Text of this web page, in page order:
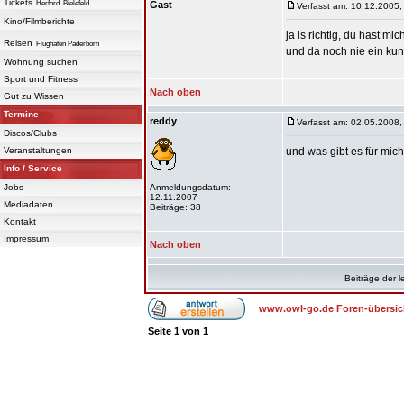
Tickets Herford Bielefeld
Kino/Filmberichte
Reisen Flughafen Paderborn
Wohnung suchen
Sport und Fitness
Gut zu Wissen
Termine
Discos/Clubs
Veranstaltungen
Info / Service
Jobs
Mediadaten
Kontakt
Impressum
Gast Verfasst am:
ja is richtig, du hast
und da noch nie ein
Nach oben
reddy
Anmeldungsdatum:
12.11.2007
Beiträge: 38
Verfasst am:
und was gibt es für
Nach oben
Beiträge der
www.owl-go.de Foren-
Seite 1 von 1